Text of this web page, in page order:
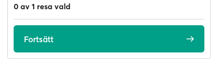
0 av 1 resa vald
Fortsätt